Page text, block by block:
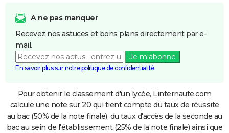
A ne pas manquer
Recevez nos astuces et bons plans directement par e-
mail.
Je m'abonne
En savoir plus sur notre politique de confidentialité
Pour obtenir le classement d'un lycée, Linternaute.com
calcule une note sur 20 qui tient compte du taux de réussite
au bac (50% de la note finale), du taux d'accès de la seconde au
bac au sein de l'établissement (25% de la note finale) ainsi que